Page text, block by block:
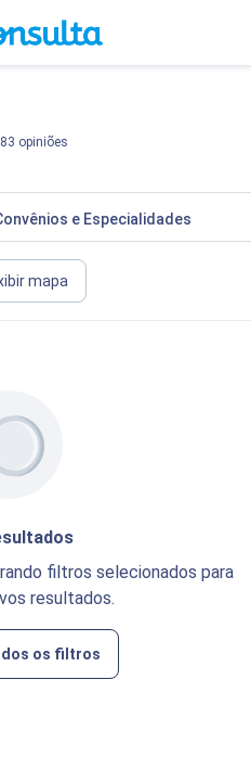
opiniões
e Especialidades
mapa
filtros selecionados para
resultados.
os filtros